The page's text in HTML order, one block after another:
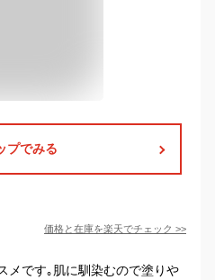
プでみる
価格と在庫を楽天でチェック >>
メです｡肌に馴染むので塗りや